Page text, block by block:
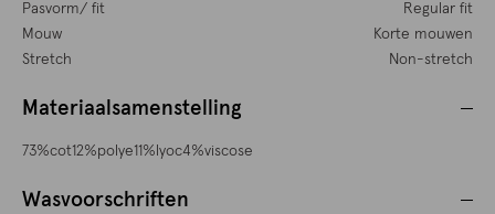
Pasvorm/ fit
Regular fit
Mouw
Korte mouwen
Stretch
Non-stretch
Materiaalsamenstelling
73%cot12%polye11%lyoc4%viscose
Wasvoorschriften